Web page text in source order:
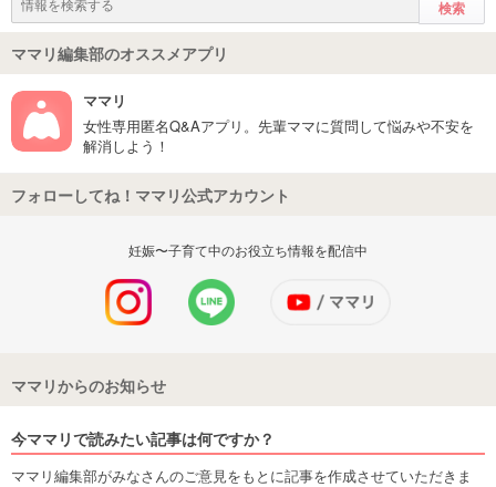
ママリ編集部のオススメアプリ
ママリ
女性専用匿名Q&Aアプリ。先輩ママに質問して悩みや不安を
解消しよう！
フォローしてね！ママリ公式アカウント
妊娠〜子育て中のお役立ち情報を配信中
ママリからのお知らせ
今ママリで読みたい記事は何ですか？
ママリ編集部がみなさんのご意見をもとに記事を作成させていただきま